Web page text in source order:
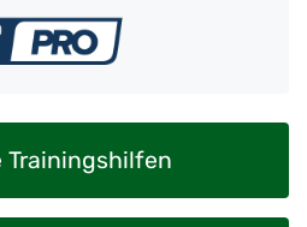
Trainingshilfen